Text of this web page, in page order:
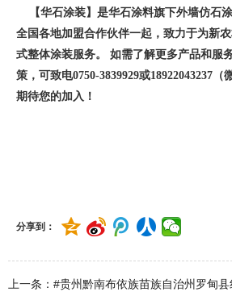
【华石涂装】是华石涂料旗下外墙仿石
全国各地加盟合作伙伴一起，致力于为新
式整体涂装服务。 如需了解更多产品和服
策，可致电0750-3839929或18922043237
期待您的加入！
分享到：
上一条：#贵州黔南布依族苗族自治州罗甸